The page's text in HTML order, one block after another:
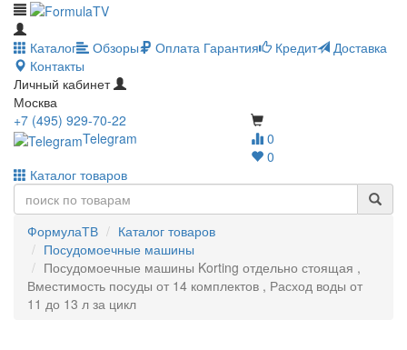
Каталог Обзоры Оплата Гарантия Кредит
Доставка
Контакты
Личный кабинет
Москва
0
0
+7 (495) 929-70-22
Telegram
Каталог товаров
ФормулаТВ
Каталог товаров
Посудомоечные машины
Посудомоечные машины Korting отдельно стоящая ,
Вместимость посуды от 14 комплектов , Расход воды от
11 до 13 л за цикл